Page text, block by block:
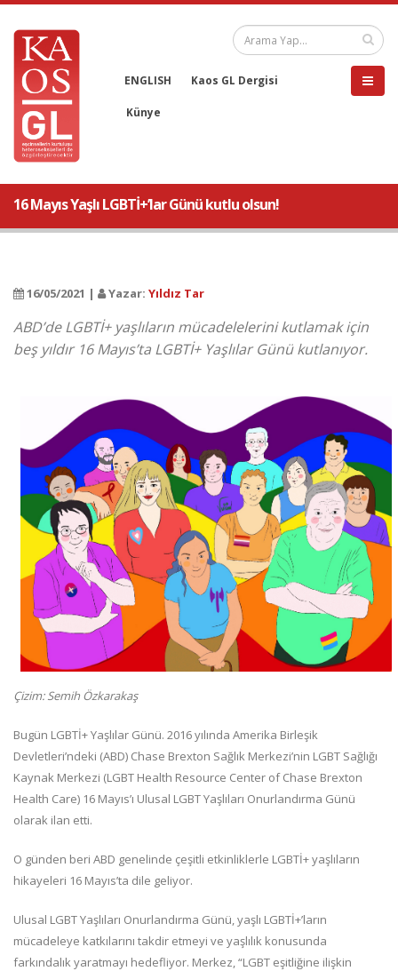
ENGLISH Kaos GL Dergisi
Künye
16 Mayıs Yaşlı LGBTİ+’lar Günü kutlu olsun!
16/05/2021 | Yazar: Yıldız Tar
ABD’de LGBTİ+ yaşlıların mücadelelerini kutlamak için
beş yıldır 16 Mayıs’ta LGBTİ+ Yaşlılar Günü kutlanıyor.
Çizim: Semih Özkarakaş
Bugün LGBTİ+ Yaşlılar Günü. 2016 yılında Amerika Birleşik
Devletleri’ndeki (ABD) Chase Brexton Sağlık Merkezi’nin LGBT Sağlığı
Kaynak Merkezi (LGBT Health Resource Center of Chase Brexton
Health Care) 16 Mayıs’ı Ulusal LGBT Yaşlıları Onurlandırma Günü
olarak ilan etti.
O günden beri ABD genelinde çeşitli etkinliklerle LGBTİ+ yaşlıların
hikayeleri 16 Mayıs’ta dile geliyor.
Ulusal LGBT Yaşlıları Onurlandırma Günü, yaşlı LGBTİ+’ların
mücadeleye katkılarını takdir etmeyi ve yaşlılık konusunda
farkındalık yaratmayı hedefliyor. Merkez, “LGBT eşitliğine ilişkin